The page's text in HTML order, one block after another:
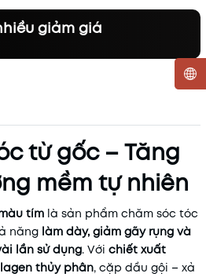
giảm giá
từ gốc – Tăng
mềm tự nhiên
tím là sản phẩm chăm sóc tóc
năng làm dày, giảm gãy rụng và
lần sử dụng. Với chiết xuất
thủy phân, cặp dầu gội – xả